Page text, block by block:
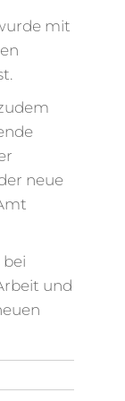
mit
neue
bei
und